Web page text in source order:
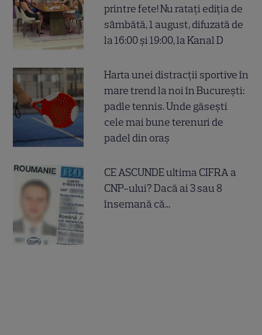
printre fete! Nu ratați ediția de
sâmbătă, 1 august, difuzată de
la 16:00 și 19:00, la Kanal D
Harta unei distracții sportive în
mare trend la noi în București:
padle tennis. Unde găsești
cele mai bune terenuri de
padel din oraș
CE ASCUNDE ultima CIFRA a
CNP-ului? Dacă ai 3 sau 8
însemană că...